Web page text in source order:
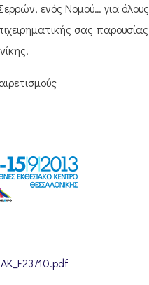
ενός Νομού… για
σας παρουσίας